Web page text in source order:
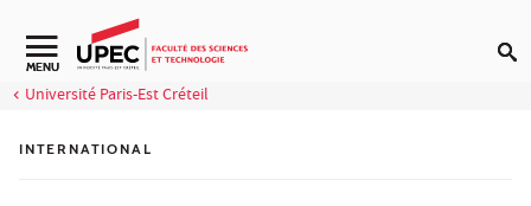
Aller au contenu
Navigation secondaire
MENU
Université Paris-Est Créteil
INTERNATIONAL